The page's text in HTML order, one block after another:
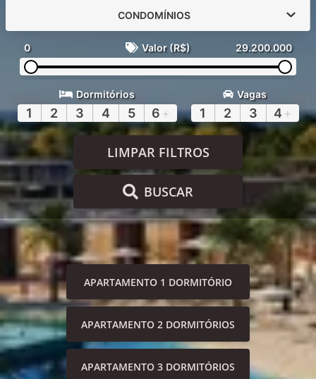
CONDOMÍNIOS
0 Valor (R$) 29.200.000
Dormitórios
1 2 3 4 5 6 +
Vagas
1 2 3 4 +
LIMPAR FILTROS
BUSCAR
APARTAMENTO 1 DORMITÓRIO
APARTAMENTO 2 DORMITÓRIOS
APARTAMENTO 3 DORMITÓRIOS